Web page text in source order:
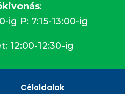
Céloldalak
:
ig P: 7:15-13:00-ig
12:00-12:30-ig